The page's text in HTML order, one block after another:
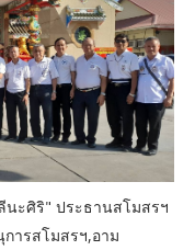
ะศิริ" ประธานสโมสรฯ
ารสโมสรฯ,อาม